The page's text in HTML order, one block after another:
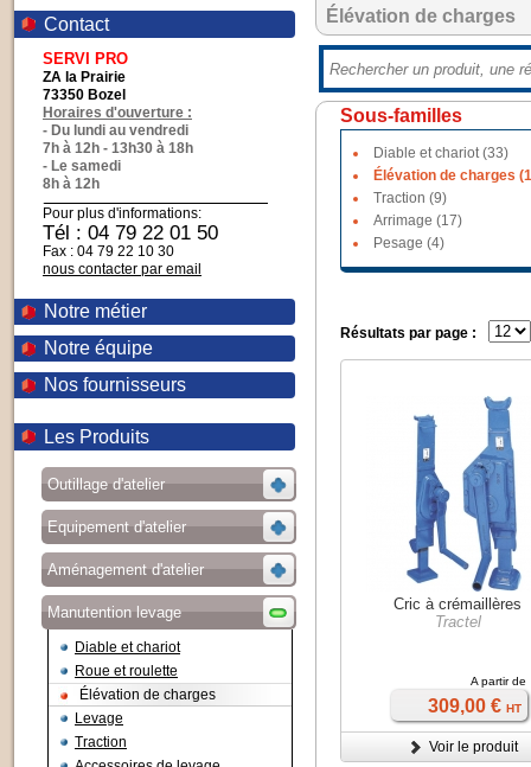
Contact
SERVI PRO
ZA la Prairie
73350 Bozel
Horaires d'ouverture :
- Du lundi au vendredi
7h à 12h - 13h30 à 18h
- Le samedi
8h à 12h
Pour plus d'informations:
Tél : 04 79 22 01 50
Fax : 04 79 22 10 30
nous contacter par email
Notre métier
Notre équipe
Nos fournisseurs
Les Produits
Outillage d'atelier
Equipement d'atelier
Aménagement d'atelier
Manutention levage
Diable et chariot
Roue et roulette
Élévation de charges
Levage
Traction
Élévation de charges
Sous-familles
Diable et chariot (33)
Élévation de charges
Traction (9)
Arrimage (17)
Pesage (4)
Résultats par page :
Cric à crémaillères
Tractel
A partir de
309,00 € HT
Voir le produit